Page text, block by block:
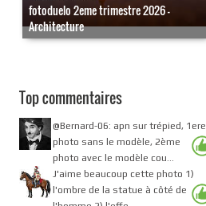
fotoduelo 2eme trimestre 2026 -
Architecture
Top commentaires
@Bernard-06: apn sur trépied, 1ere
photo sans le modèle, 2ème
photo avec le modèle cou...
J'aime beaucoup cette photo 1)
l'ombre de la statue à côté de